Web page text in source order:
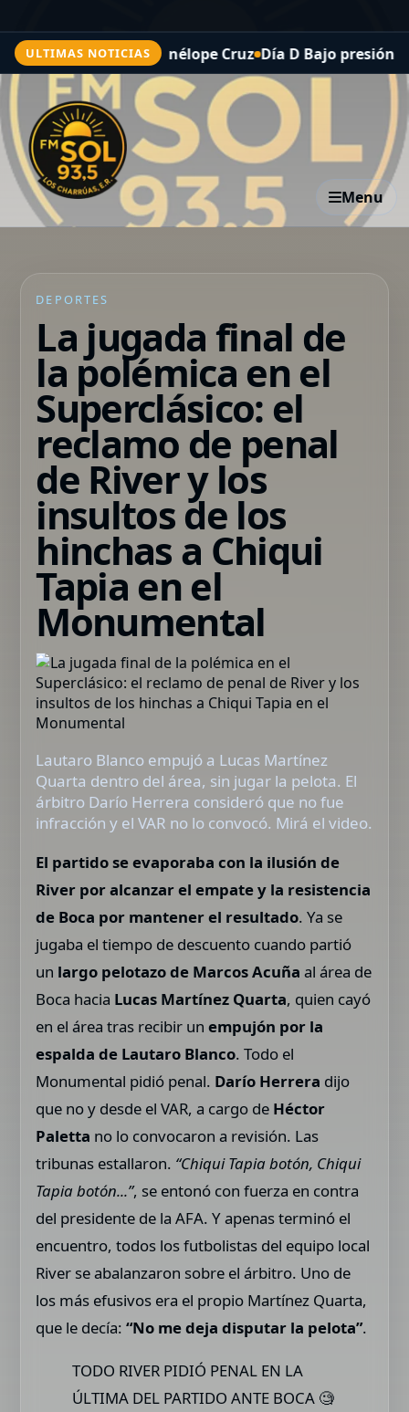
ULTIMAS NOTICIAS
con Penélope Cruz Día D Bajo presión, la
Menu
DEPORTES
La jugada final de
la polémica en el
Superclásico: el
reclamo de penal
de River y los
insultos de los
hinchas a Chiqui
Tapia en el
Monumental
Lautaro Blanco empujó a Lucas Martínez
Quarta dentro del área, sin jugar la pelota. El
árbitro Darío Herrera consideró que no fue
infracción y el VAR no lo convocó. Mirá el video.
El partido se evaporaba con la ilusión de
River por alcanzar el empate y la resistencia
de Boca por mantener el resultado. Ya se
jugaba el tiempo de descuento cuando partió
un largo pelotazo de Marcos Acuña al área de
Boca hacia Lucas Martínez Quarta, quien cayó
en el área tras recibir unempujón por la
espalda de Lautaro Blanco. Todo el
Monumental pidió penal. Darío Herrera dijo
que no y desde el VAR, a cargo de Héctor
Paletta no lo convocaron a revisión. Las
tribunas estallaron. “Chiqui Tapia botón, Chiqui
Tapia botón...”, se entonó con fuerza en contra
del presidente de la AFA. Y apenas terminó el
encuentro, todos los futbolistas del equipo local
River se abalanzaron sobre el árbitro. Uno de
los más efusivos era el propio Martínez Quarta,
que le decía:“No me deja disputar la pelota”.
TODO RIVER PIDIÓ PENAL EN LA
ÚLTIMA DEL PARTIDO ANTE BOCA 🧐